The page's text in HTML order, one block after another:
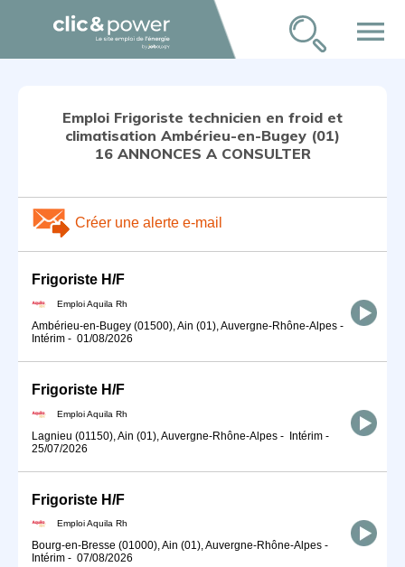
menu
Emploi Frigoriste technicien en froid et
climatisation Ambérieu-en-Bugey (01)
16 ANNONCES A CONSULTER
Créer une alerte e-mail
Frigoriste H/F
Emploi Aquila Rh
Ambérieu-en-Bugey (01500), Ain (01), Auvergne-Rhône-Alpes -
Intérim - 01/08/2026
Frigoriste H/F
Emploi Aquila Rh
Lagnieu (01150), Ain (01), Auvergne-Rhône-Alpes - Intérim -
25/07/2026
Frigoriste H/F
Emploi Aquila Rh
Bourg-en-Bresse (01000), Ain (01), Auvergne-Rhône-Alpes -
Intérim - 07/08/2026